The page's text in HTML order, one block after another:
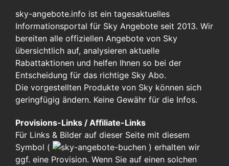
sky-angebote.info ist ein tagesaktuelles
Informationsportal für Sky Angebote seit 2013. Wir
bereiten alle offiziellen Angebote von Sky
übersichtlich auf, analysieren aktuelle
Rabattaktionen und helfen Ihnen so bei der
Entscheidung für das richtige Sky Abo.
Die vorgestellten Produkte von Sky können sich
geringfügig ändern. Keine Gewähr für die Infos.
Provisions-Links / Affiliate-Links
Für Links & Bilder auf dieser Seite mit diesem
Symbol (
) erhalten wir
ggf. eine Provision. Wenn Sie auf einen solchen